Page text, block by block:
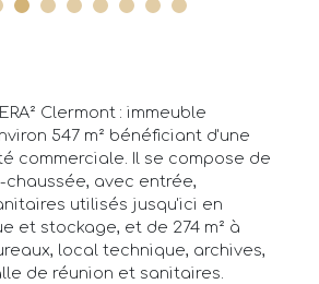
?
Clermont : immeuble
547 m² bénéficiant d'une
commerciale. Il se compose de
chaussée, avec entrée,
utilisés jusqu'ici en
et stockage, et de 274 m² à
local technique, archives,
de réunion et sanitaires.